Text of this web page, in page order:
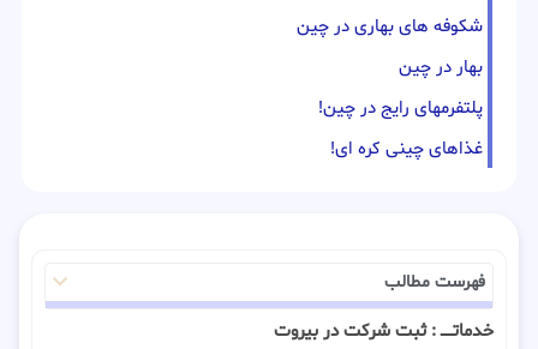
شکوفه های بهاری در چین
بهار در چین
پلتفرمهای رایج در چین!
غذاهای چینی کره ای!
فهرست مطالب
خدماتـــــ : ثبت شرکت در بیروت